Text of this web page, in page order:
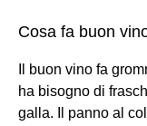
Cosa fa buon
Il buon vino fa
ha bisogno di
galla. Il panno al